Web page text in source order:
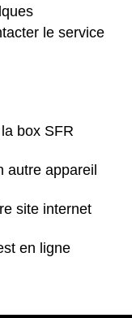
le service
box SFR
autre appareil
site internet
en ligne